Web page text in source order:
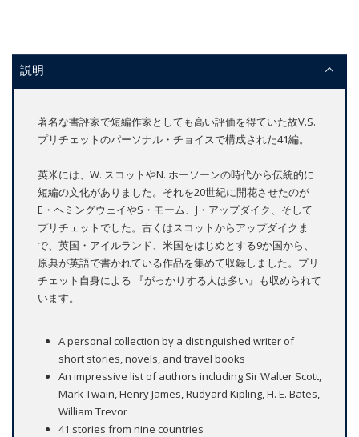
説明
著名な書評家で短編作家としても高い評価を得ていた故V.S.
プリチェットのパーソナル・チョイスで構成された41編。
英米には、W. スコットやN. ホーソーンの時代から伝統的に
短編の文化がありました。それを20世紀に開花させたのが
E・ヘミングウェイやS・モーム、J・アップダイク、そして
プリチェットでした。古くはスコットからアップダイクま
で、英国・アイルランド、米国をはじめとする9か国から、
原典が英語で書かれている作品を集めて収録しました。プリ
チェット自身による 『がっかりする人は多い』も収められて
います。
A personal collection by a distinguished writer of
short stories, novels, and travel books
An impressive list of authors including Sir Walter Scott,
Mark Twain, Henry James, Rudyard Kipling, H. E. Bates,
William Trevor
41 stories from nine countries